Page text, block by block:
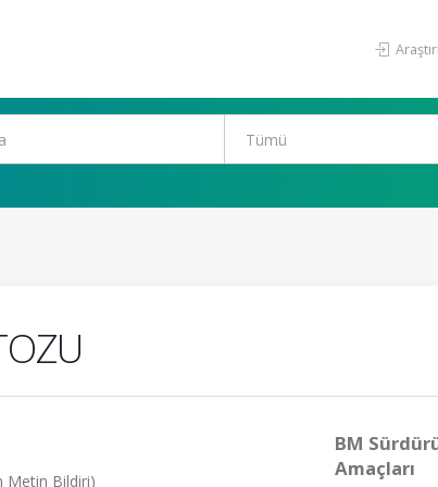
Metin Bildiri)
BM
Amaçları